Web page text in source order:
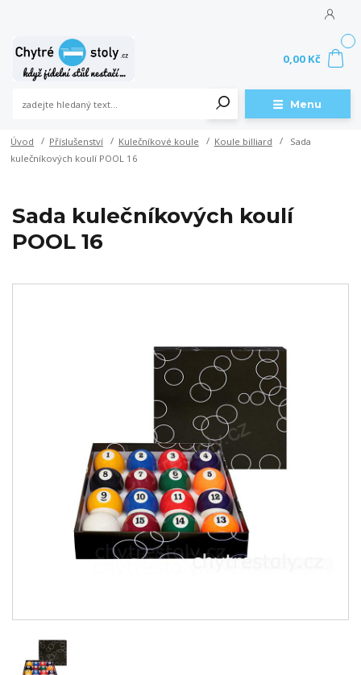
Menu
0,00 Kč
Úvod Příslušenství Kulečníkové koule Koule billiard
Sada
kulečníkových koulí POOL 16
Sada kulečníkových koulí
POOL 16